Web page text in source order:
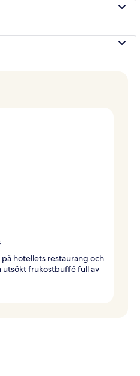
hotellets restaurang och
utsökt frukostbuffé full av